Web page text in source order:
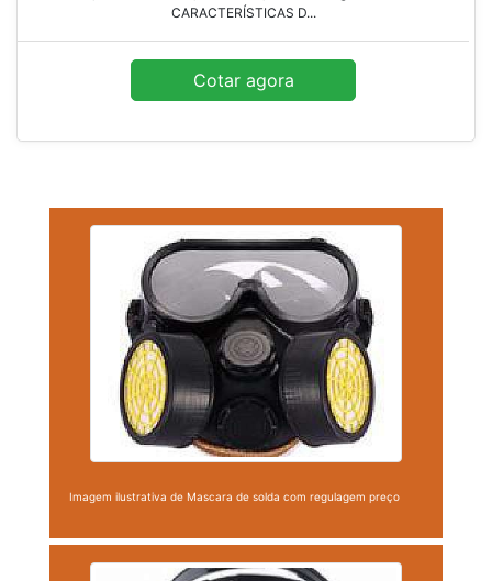
CARACTERÍSTICAS D...
Cotar agora
Imagem ilustrativa de Mascara de solda com regulagem preço